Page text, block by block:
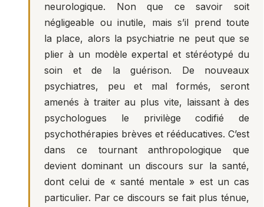
neurologique. Non que ce savoir soit
négligeable ou inutile, mais s’il prend toute
la place, alors la psychiatrie ne peut que se
plier à un modèle expertal et stéréotypé du
soin et de la guérison. De nouveaux
psychiatres, peu et mal formés, seront
amenés à traiter au plus vite, laissant à des
psychologues le privilège codifié de
psychothérapies brèves et rééducatives. C’est
dans ce tournant anthropologique que
devient dominant un discours sur la santé,
dont celui de « santé mentale » est un cas
particulier. Par ce discours se fait plus ténue,